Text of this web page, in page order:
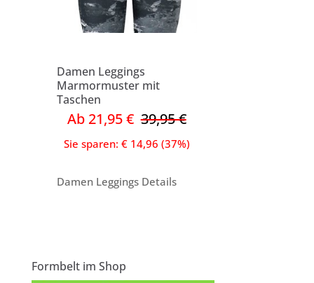
Damen Leggings
Marmormuster mit
Taschen
Ab 21,95 €39,95 €
Sie sparen: € 14,96 (37%)
Damen Leggings Details
Formbelt im Shop